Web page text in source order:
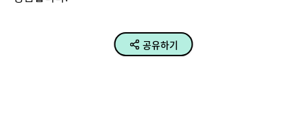
공유하기